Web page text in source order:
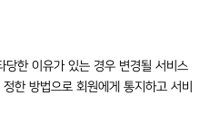
한 이유가 있는 경우 변경될 서비스
한 방법으로 회원에게 통지하고 서비